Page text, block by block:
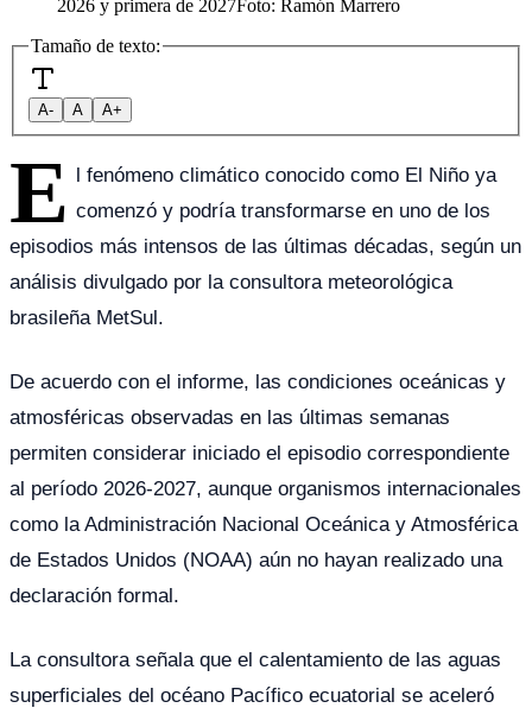
2026 y primera de 2027Foto: Ramón Marrero
Tamaño de texto:
A- A A+
E l fenómeno climático conocido como El Niño ya
comenzó y podría transformarse en uno de los
episodios más intensos de las últimas décadas, según un
análisis divulgado por la consultora meteorológica
brasileña MetSul.
De acuerdo con el informe, las condiciones oceánicas y
atmosféricas observadas en las últimas semanas
permiten considerar iniciado el episodio correspondiente
al período 2026-2027, aunque organismos internacionales
como la Administración Nacional Oceánica y Atmosférica
de Estados Unidos (NOAA) aún no hayan realizado una
declaración formal.
La consultora señala que el calentamiento de las aguas
superficiales del océano Pacífico ecuatorial se aceleró